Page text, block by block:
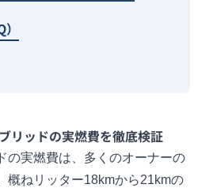
リッドの実燃費を徹底検証
の実燃費は、多くのオーナーの
概ねリッター18kmから21kmの